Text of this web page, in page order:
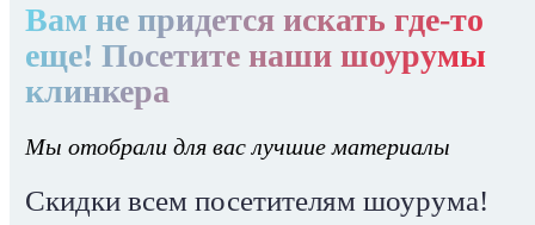
Вам не придется искать где-то
еще! Посетите наши шоурумы
клинкера
Мы отобрали для вас лучшие материалы
Скидки всем посетителям шоурума!